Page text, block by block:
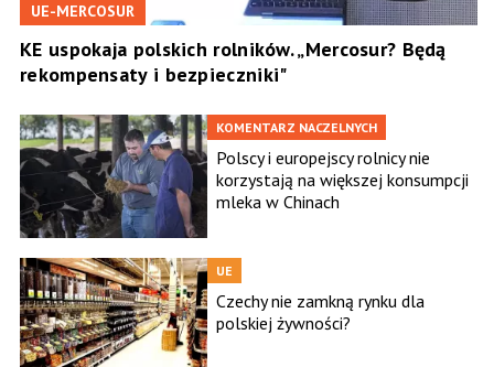
UE-MERCOSUR
KE uspokaja polskich rolników. „Mercosur? Będą
rekompensaty i bezpieczniki"
KOMENTARZ NACZELNYCH
Polscy i europejscy rolnicy nie
korzystają na większej konsumpcji
mleka w Chinach
UE
Czechy nie zamkną rynku dla
polskiej żywności?